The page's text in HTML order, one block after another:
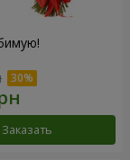
Заказать